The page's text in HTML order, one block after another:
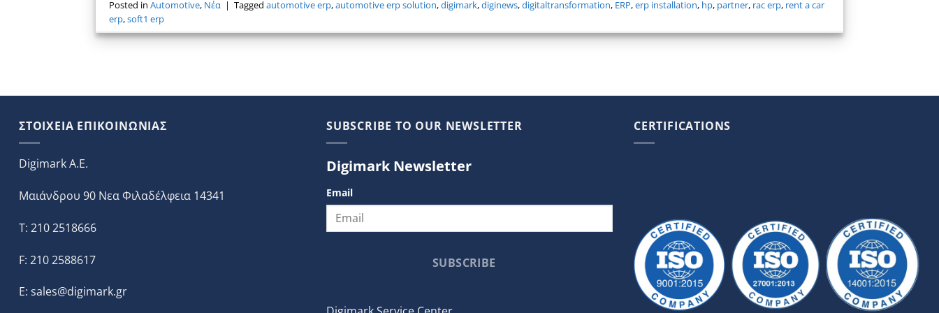
Posted inAutomotive, Νέα | Taggedautomotive erp,automotive erp solution,digimark,diginews,digitaltransformation, ERP,erp installation, hp, partner, rac erp, rent a car
erp,soft1 erp
ΣΤΟΙΧΕΙΑ ΕΠΙΚΟΙΝΩΝΙΑΣ
Digimark A.E.
Μαιάνδρου 90 Νεα Φιλαδέλφεια 14341
T: 210 2518666
F: 210 2588617
E: sales@digimark.gr
SUBSCRIBE TO OUR NEWSLETTER
Digimark Newsletter
Email
SUBSCRIBE
CERTIFICATIONS